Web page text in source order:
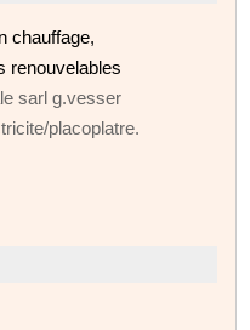
chauffage,
renouvelables
sarl g.vesser
placoplatre.